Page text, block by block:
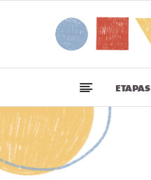
ETAPAS